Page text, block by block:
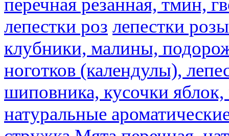
перечная резанная, тмин,
лепестки роз лепестки розы
клубники, малины,
ноготков (календулы),
шиповника, кусочки
натуральные